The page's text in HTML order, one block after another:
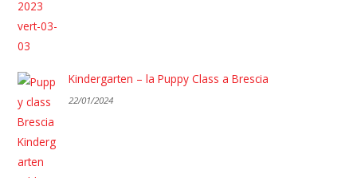
Kindergarten – la Puppy Class a Brescia
22/01/2024